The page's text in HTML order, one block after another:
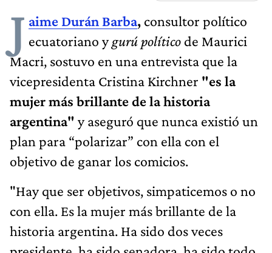
J aime Durán Barba, consultor político
ecuatoriano ygurú político de Maurici
Macri, sostuvo en una entrevista que la
vicepresidenta Cristina Kirchner "es la
mujer más brillante de la historia
argentina" y aseguró que nunca existió un
plan para “polarizar” con ella con el
objetivo de ganar los comicios.
"Hay que ser objetivos, simpaticemos o no
con ella. Es la mujer más brillante de la
historia argentina. Ha sido dos veces